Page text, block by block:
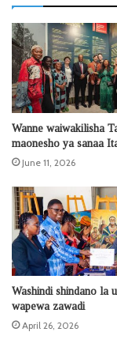
Wanne waiwakilisha
maonesho ya sanaa
June 11, 2026
Washindi shindano la
wapewa zawadi
April 26, 2026